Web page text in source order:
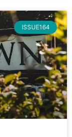
ISSUE164